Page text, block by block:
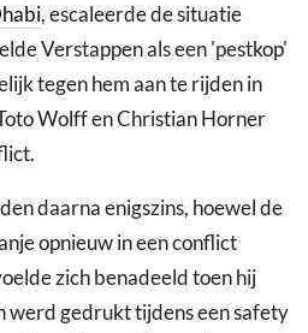
, escaleerde de situatie
Verstappen als een 'pestkop'
tegen hem aan te rijden in
Wolff en Christian Horner
daarna enigszins, hoewel de
opnieuw in een conflict
zich benadeeld toen hij
werd gedrukt tijdens een safety